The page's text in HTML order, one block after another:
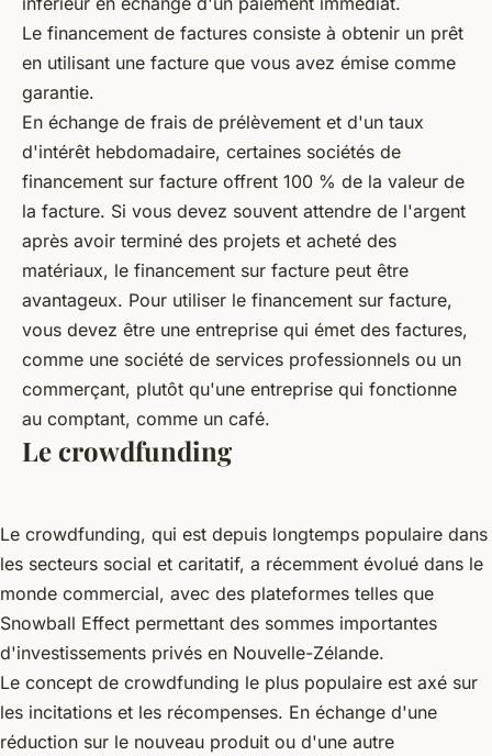
Le financement de factures consiste à obtenir un prêt
en utilisant une facture que vous avez émise comme
garantie.
En échange de frais de prélèvement et d'un taux
d'intérêt hebdomadaire, certaines sociétés de
financement sur facture offrent 100 % de la valeur de
la facture. Si vous devez souvent attendre de l'argent
après avoir terminé des projets et acheté des
matériaux, le financement sur facture peut être
avantageux. Pour utiliser le financement sur facture,
vous devez être une entreprise qui émet des factures,
comme une société de services professionnels ou un
commerçant, plutôt qu'une entreprise qui fonctionne
au comptant, comme un café.
Le crowdfunding
Le crowdfunding, qui est depuis longtemps populaire dans
les secteurs social et caritatif, a récemment évolué dans le
monde commercial, avec des plateformes telles que
Snowball Effect permettant des sommes importantes
d'investissements privés en Nouvelle-Zélande.
Le concept de crowdfunding le plus populaire est axé sur
les incitations et les récompenses. En échange d'une
réduction sur le nouveau produit ou d'une autre